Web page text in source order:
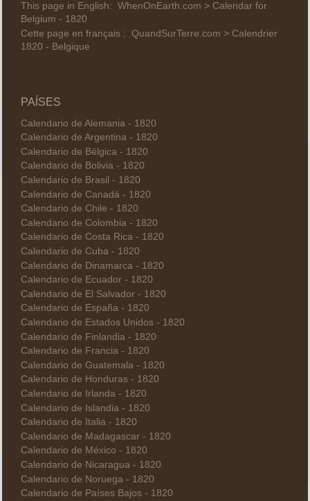
This page in English: WhenOnEarth.com > Calendar for
Belgium - 1820
Cette page en français : QuandSurTerre.com > Calendrier
1820 - Belgique
PAÍSES
Calendario de Alemania - 1820
Calendario de Argentina - 1820
Calendario de Bélgica - 1820
Calendario de Bolivia - 1820
Calendario de Brasil - 1820
Calendario de Canadá - 1820
Calendario de Chile - 1820
Calendario de Colombia - 1820
Calendario de Costa Rica - 1820
Calendario de Cuba - 1820
Calendario de Dinamarca - 1820
Calendario de Ecuador - 1820
Calendario de El Salvador - 1820
Calendario de España - 1820
Calendario de Estados Unidos - 1820
Calendario de Finlandia - 1820
Calendario de Francia - 1820
Calendario de Guatemala - 1820
Calendario de Honduras - 1820
Calendario de Irlanda - 1820
Calendario de Islandia - 1820
Calendario de Italia - 1820
Calendario de Madagascar - 1820
Calendario de México - 1820
Calendario de Nicaragua - 1820
Calendario de Noruega - 1820
Calendario de Países Bajos - 1820